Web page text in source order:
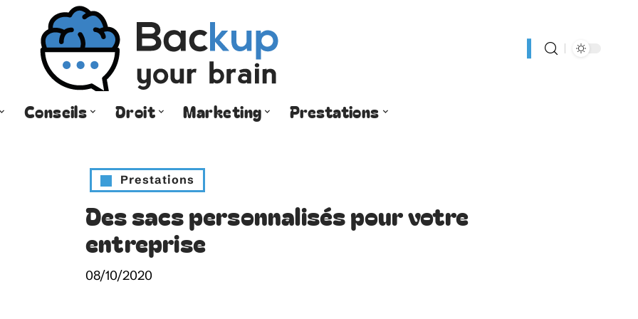
Conseils Droit Marketing Prestations
Prestations
Des sacs personnalisés pour votre
entreprise
08/10/2020